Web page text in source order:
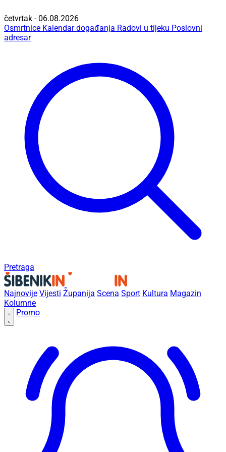
četvrtak - 06.08.2026
Osmrtnice Kalendar događanja Radovi u tijeku Poslovni
adresar
Pretraga
Najnovije Vijesti Županija Scena Sport Kultura Magazin
Kolumne
Promo